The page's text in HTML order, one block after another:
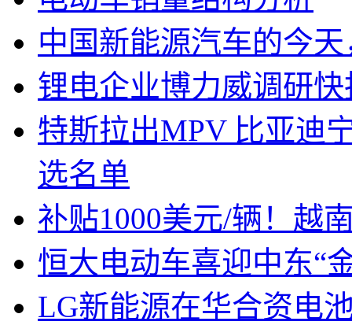
中国新能源汽车的今
锂电企业博力威调研
特斯拉出MPV 比亚迪
选名单
补贴1000美元/辆！越
恒大电动车喜迎中东“
LG新能源在华合资电